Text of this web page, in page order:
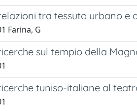
tra tessuto urbano e
Farina, G
sul tempio della
tuniso-italiane al